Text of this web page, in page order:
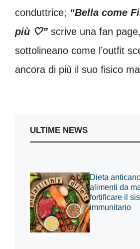
conduttrice; “Bella come
più 🤍” scrive una fan
sottolineano come l’outfit
ancora di più il suo fisico
ULTIME NEWS
Dieta
alimenti da
fortificare il
immunitario